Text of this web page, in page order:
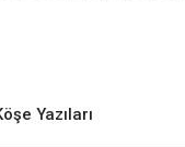
Yazıları